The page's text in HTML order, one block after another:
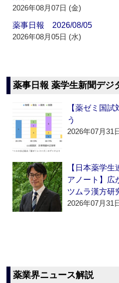
2026年08月07日 (金)
薬事日報 2026/08/05
2026年08月05日 (水)
薬事日報 薬学生新聞デジ
【薬ゼミ国
う
2026年07月31
【日本薬学
アノート】
ツムラ漢方研
2026年07月31
薬業界ニュース解説